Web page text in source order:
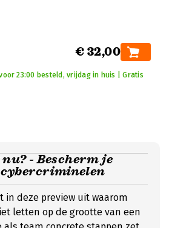
€ 32,00
23:00 besteld, vrijdag in huis | Gratis
- Bescherm je
in deze preview uit waarom
letten op de grootte van een